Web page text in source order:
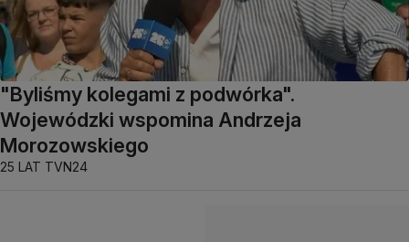
"Byliśmy kolegami z podwórka".
Wojewódzki wspomina Andrzeja
Morozowskiego
25 LAT TVN24